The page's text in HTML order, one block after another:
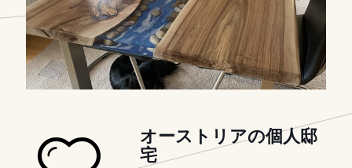
オーストリアの個人邸
宅